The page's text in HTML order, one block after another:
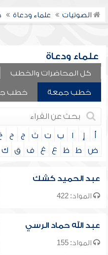
الصوتيات علماء ودعاة
علماء ودعاة
كل المحاضرات والخطب
خطب جمعة خطب
أ إ ا ب ت ث ج ح
ض
ط ظ ع غ ف ق ك
عبد الحميد كشك
المواد: 422
عبد الله حماد الرسي
المواد: 155